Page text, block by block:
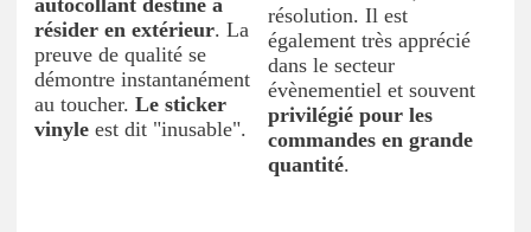
autocollant destiné à
résider en extérieur. La
preuve de qualité se
démontre instantanément
au toucher. Le sticker
vinyle est dit "inusable".
résolution. Il est
également très apprécié
dans le secteur
évènementiel et souvent
privilégié pour les
commandes en grande
quantité.